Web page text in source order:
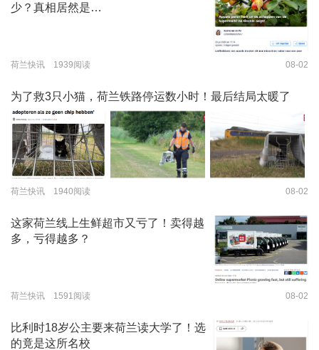
少？真相居然是…
荷兰快讯 1939阅读 08-02
为了救3只小猫，荷兰铁路停运数小时！最后结局太暖了
荷兰快讯 1940阅读 08-02
这家荷兰线上生鲜超市又亏了！卖得越
多，亏得越多？
荷兰快讯 1591阅读 08-02
比利时18岁公主要来荷兰读大学了！选
的竟是这所名校